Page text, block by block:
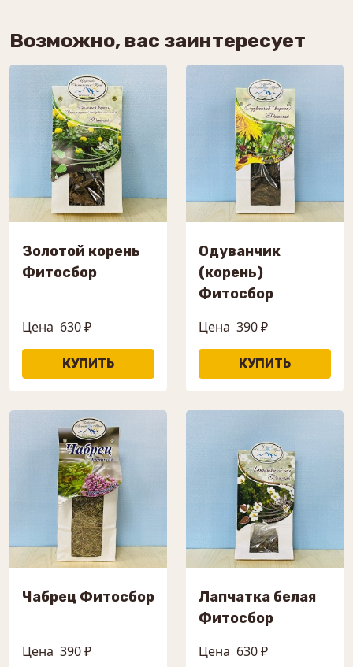
Возможно, вас заинтересует
Золотой корень
Фитосбор
Цена 630 ₽
Одуванчик
(корень)
Фитосбор
Цена 390 ₽
Чабрец Фитосбор
Цена 390 ₽
Лапчатка белая
Фитосбор
Цена 630 ₽